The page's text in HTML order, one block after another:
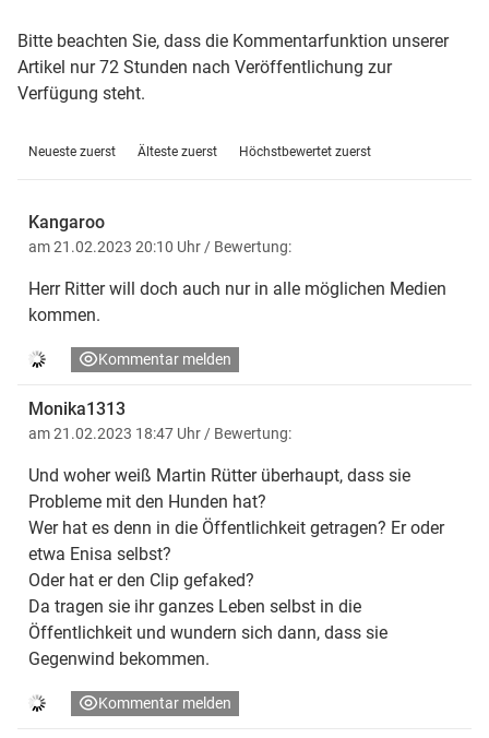
Bitte beachten Sie, dass die Kommentarfunktion unserer
Artikel nur 72 Stunden nach Veröffentlichung zur
Verfügung steht.
Neueste zuerst Älteste zuerst Höchstbewertet zuerst
Kangaroo
am 21.02.2023 20:10 Uhr / Bewertung:
Herr Ritter will doch auch nur in alle möglichen Medien
kommen.
Kommentar melden
Monika1313
am 21.02.2023 18:47 Uhr / Bewertung:
Und woher weiß Martin Rütter überhaupt, dass sie
Probleme mit den Hunden hat?
Wer hat es denn in die Öffentlichkeit getragen? Er oder
etwa Enisa selbst?
Oder hat er den Clip gefaked?
Da tragen sie ihr ganzes Leben selbst in die
Öffentlichkeit und wundern sich dann, dass sie
Gegenwind bekommen.
Kommentar melden